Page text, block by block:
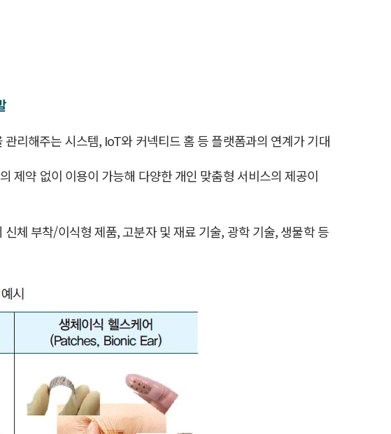
리해주는 시스템, IoT와 커넥티드 홈 등 플랫폼과의 연계가 기대
제약 없이 이용이 가능해 다양한 개인 맞춤형 서비스의 제공이
체 부착/이식형 제품, 고분자 및 재료 기술, 광학 기술, 생물학 등